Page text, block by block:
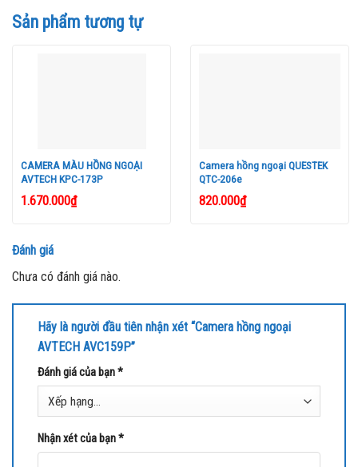
– Góc quan sát: 98.3º (chéo), 76.3º (ngang), 56.2º (dọc), 65.4º
(chéo), 49.9º (ngang), 80.4º (dọc).
– Chức năng tự động điều chỉnh độ lợi AGC.
– Tiêu chuẩn chống nước: IP67
– Ngõ ra Video: 1.0Vp-p, 75Ω.
– Nguồn điện: 12V DC.
– Cường độ dòng điện: 70mA (IR OFF); 400mA (khi bật hồng
ngoại).
– Kích thước: 142 x 75 mm.
Đặc tính kỹ thuật
Cảm biến hình
Sản phẩm tương tự
CAMERA MÀU HỒNG NGOẠI
AVTECH KPC-173P
1.670.000₫
Camera hồng ngoại QUESTEK
QTC-206e
820.000₫
Đánh giá
Chưa có đánh giá nào.
Hãy là người đầu tiên nhận xét “Camera hồng ngoại
AVTECH AVC159P”
Đánh giá của bạn*
Nhận xét của bạn*